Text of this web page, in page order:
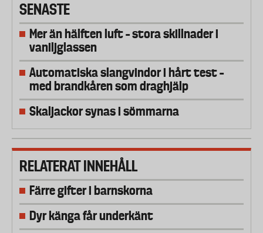
SENASTE
Mer än hälften luft – stora skillnader i
vaniljglassen
Automatiska slangvindor i hårt test –
med brandkåren som draghjälp
Skaljackor synas i sömmarna
RELATERAT INNEHÅLL
Färre gifter i barnskorna
Dyr känga får underkänt